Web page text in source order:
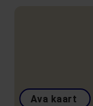
Ava kaart